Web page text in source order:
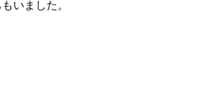
いました。